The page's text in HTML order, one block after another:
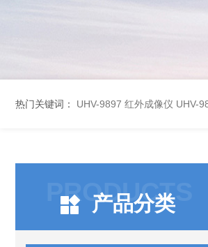
热门关键词： UHV-9897 红外成像仪 UHV-
PRODUCTS
产品分类